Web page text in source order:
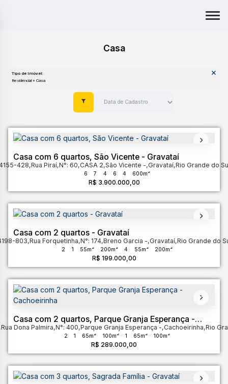
Casa
Tipo de Imóvel:
Casa com 6 quartos, São Vicente - Gravataí
R$ 3.900.000,00
428,Rua Piraí,N°: 60,CASA 2,São Vicente ,Gravataí,Rio Grande do
6 7 4 6 4 600m²
Casa com 2 quartos - Gravataí
R$ 199.000,00
803,Rua Forquetinha,N°: 174,Breno Garcia ,Gravataí,Rio Grande do
2 1 55m² 200m² 4 55m² 200m²
Casa com 2 quartos, Parque Granja Esperança -
Cachoeirinha
R$ 289.000,00
Rua Dona Palmira,N°: 400,Parque Granja Esperança ,Cachoeirinha,Rio
2 1 65m² 100m² 1 65m² 100m²